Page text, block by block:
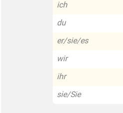
ich
du
er/sie/es
wir
ihr
sie/Sie